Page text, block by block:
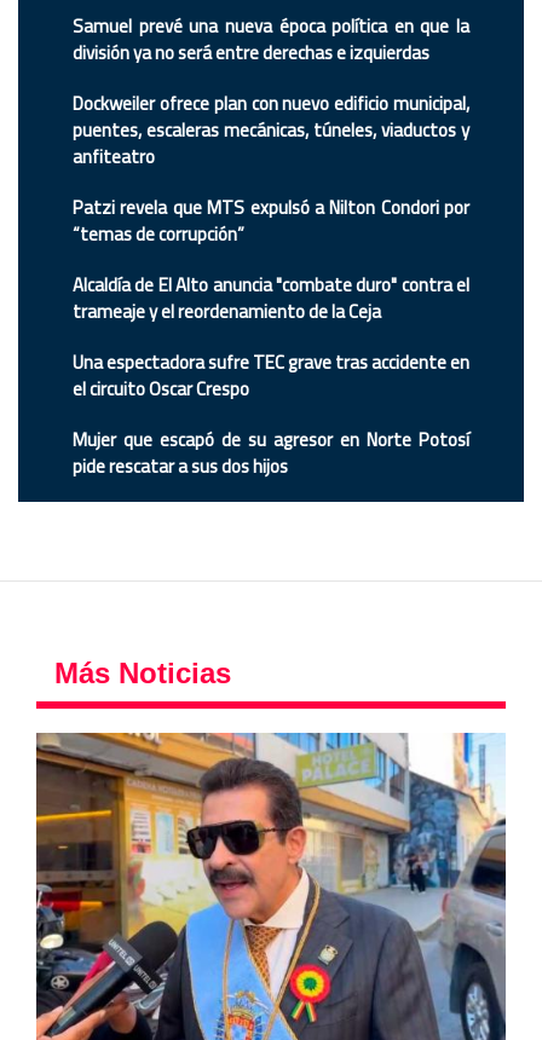
Samuel prevé una nueva época política en que la
división ya no será entre derechas e izquierdas
Dockweiler ofrece plan con nuevo edificio municipal,
puentes, escaleras mecánicas, túneles, viaductos y
anfiteatro
Patzi revela que MTS expulsó a Nilton Condori por
“temas de corrupción”
Alcaldía de El Alto anuncia "combate duro" contra el
trameaje y el reordenamiento de la Ceja
Una espectadora sufre TEC grave tras accidente en
el circuito Oscar Crespo
Mujer que escapó de su agresor en Norte Potosí
pide rescatar a sus dos hijos
Más Noticias